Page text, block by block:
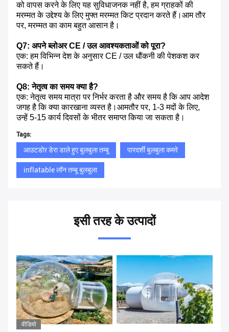
को वापस करने के लिए यह सुविधाजनक नहीं है, हम ग्राहकों की
मरम्मत के उद्देश्य के लिए मुफ्त मरम्मत किट प्रदान करते हैं।आम तौर
पर, मरम्मत का काम बहुत आसान है।
Q7: अपने ब्लोअर CE / उल आवश्यकताओं को पूरा?
एक: हम विभिन्न देश के अनुसार CE / उल धौंकनी की पेशकश कर
सकते हैं।
Q8: नेतृत्व का समय क्या है?
एक: नेतृत्व समय मात्रा पर निर्भर करता है और समय है कि आप आदेश
जगह है कि क्या कारखाना व्यस्त है।आमतौर पर, 1-3 मदों के लिए,
उन्हें 5-15 कार्य दिवसों के भीतर समाप्त किया जा सकता है।
Tags:
आउटडोर डेरा डाले हुए बुलबुला तम्बू पारदर्शी बुलबुला कमरे
inflatable लॉन तम्बू बुलबुला
इसी तरह के उत्पादों
वीडियो